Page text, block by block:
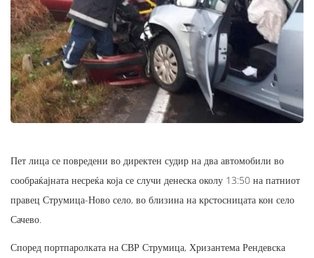
Пет лица се повредени во директен судир на два автомобили во
сообраќајната несреќа која се случи денеска околу 13:50 на патниот
правец Струмица-Ново село, во близина на крстосницата кон село
Сачево.
Според портпаролката на СВР Струмица, Хризантема Рендевска